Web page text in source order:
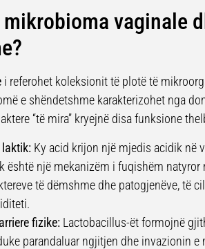
vaginale
i referohet koleksionit të plotë të
e shëndetshme karakterizohet nga
“të mira” kryejnë disa funksione
Ky acid krijon një mjedis acidik në
është një mekanizëm i fuqishëm
të dëmshme dhe patogjenëve, të
fizike: Lactobacillus-ët formojnë
parandaluar ngjitjen dhe invazionin e